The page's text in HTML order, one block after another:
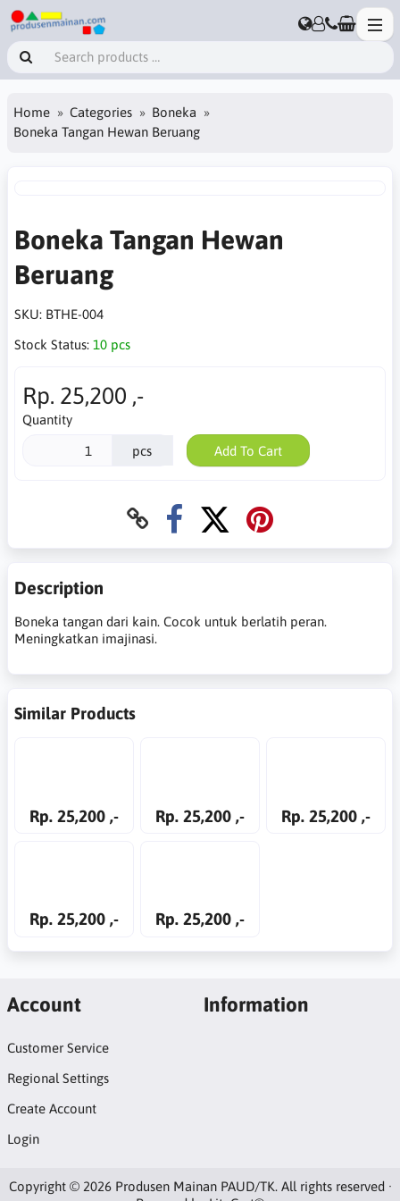
Home Categories
Boneka
Boneka Tangan Hewan Beruang
Boneka Tangan Hewan
Beruang
SKU: BTHE-004
Stock Status: 10 pcs
Rp. 25,200 ,-
Quantity
pcs Add To Cart
Description
Boneka tangan dari kain. Cocok untuk berlatih peran.
Meningkatkan imajinasi.
Similar Products
Rp. 25,200 ,- Rp. 25,200 ,- Rp. 25,200 ,-
Rp. 25,200 ,- Rp. 25,200 ,-
Account
Customer Service
Regional Settings
Create Account
Login
Information
Copyright © 2026 Produsen Mainan PAUD/TK. All rights reserved ·